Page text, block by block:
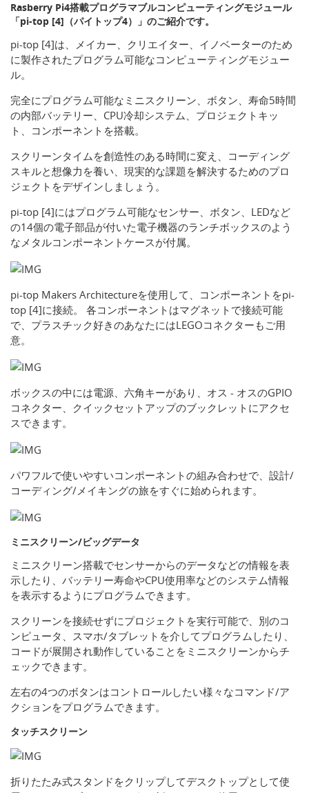
Rasberry Pi4搭載プログラマブルコンピューティングモジュール
「pi-top [4]（パイトップ4）」のご紹介です。
pi-top [4]は、メイカー、クリエイター、イノベーターのため
に製作されたプログラム可能なコンピューティングモジュー
ル。
完全にプログラム可能なミニスクリーン、ボタン、寿命5時間
の内部バッテリー、CPU冷却システム、プロジェクトキッ
ト、コンポーネントを搭載。
スクリーンタイムを創造性のある時間に変え、コーディング
スキルと想像力を養い、現実的な課題を解決するためのプロ
ジェクトをデザインしましょう。
pi-top [4]にはプログラム可能なセンサー、ボタン、LEDなど
の14個の電子部品が付いた電子機器のランチボックスのよう
なメタルコンポーネントケースが付属。
pi-top Makers Architectureを使用して、コンポーネントをpi-
top [4]に接続。 各コンポーネントはマグネットで接続可能
で、プラスチック好きのあなたにはLEGOコネクターもご用
意。
ボックスの中には電源、六角キーがあり、オス - オスのGPIO
コネクター、クイックセットアップのブックレットにアクセ
スできます。
パワフルで使いやすいコンポーネントの組み合わせで、設計/
コーディング/メイキングの旅をすぐに始められます。
ミニスクリーン/ビッグデータ
ミニスクリーン搭載でセンサーからのデータなどの情報を表
示したり、バッテリー寿命やCPU使用率などのシステム情報
を表示するようにプログラムできます。
スクリーンを接続せずにプロジェクトを実行可能で、別のコ
ンピュータ、スマホ/タブレットを介してプログラムしたり、
コードが展開され動作していることをミニスクリーンからチ
ェックできます。
左右の4つのボタンはコントロールしたい様々なコマンド/ア
クションをプログラムできます。
タッチスクリーン
折りたたみ式スタンドをクリップしてデスクトップとして使